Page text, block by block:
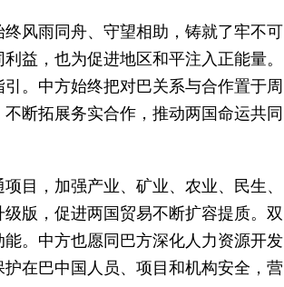
风雨同舟、守望相助，铸就了牢不可
益，也为促进地区和平注入正能量。
。中方始终把对巴关系与合作置于周
断拓展务实合作，推动两国命运共同
目，加强产业、矿业、农业、民生、
版，促进两国贸易不断扩容提质。双
。中方也愿同巴方深化人力资源开发
在巴中国人员、项目和机构安全，营